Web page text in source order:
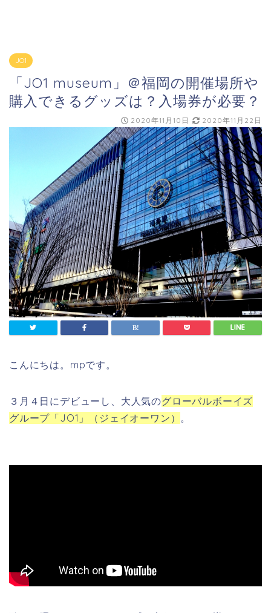
JO1
「JO1 museum」＠福岡の開催場所や
購入できるグッズは？入場券が必要？
2020年11月10日 2020年11月22日
こんにちは。mpです。
３月４日にデビューし、大人気のグローバルボーイズ
グループ「JO1」（ジェイオーワン） 。